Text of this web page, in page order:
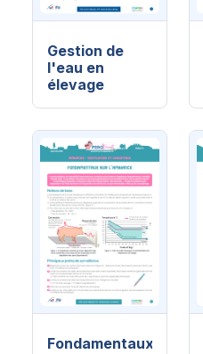
Gestion de
l'eau en
élevage
Fondamentaux